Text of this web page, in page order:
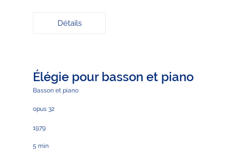
Détails
Élégie pour basson et piano
Basson et piano
opus 32
1979
5 min